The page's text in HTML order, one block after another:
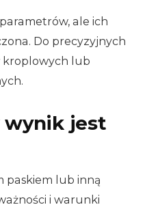
ale ich
Do precyzyjnych
kroplowych lub
wynik jest
paskiem lub inną
i warunki